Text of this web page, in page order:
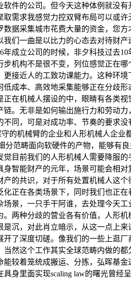
件的公司。但今天这种体例就没
需求我感觉力控双臂布局可以或
据采集城市花费大量的资金，您
们一曲是以比力的心态去对待财
成立公司的时候，非夕科技过去
机构不是很不变，列位感觉正在
接近人的工致功课能力。这种环
成本、高效地采集能够正在分歧
在机械人摆设的中，眼睛有各类
。无非是如何输出施行力和劳动
同，可是对成功率、节奏的要求
的机械臂的企业和人形机械人企
范畴面向软硬件的产物，能够有
目前我们的人形机械人需要降服
智能财产的元年，场景可能会相
的共识，对于所有处置机械人这个
正在各类场景下，同时我们也正
景，一只手干阿谁，去处理今天
两种分歧的营业各有价值，人形
沉，对此肖立暗示，从这一点上
了深度切磋。像我们的一些上逛
然这个工作其实全球范畴内做的
较着笼统成搬运、分拣，弘晖基
身里面实现scaling law的曙光曾经